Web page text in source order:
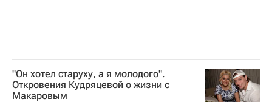
"Он хотел старуху, а я молодого".
Откровения Кудряцевой о жизни с
Макаровым